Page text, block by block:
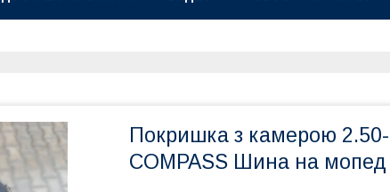
Покришка з камерою
СOMPASS Шина на мопед